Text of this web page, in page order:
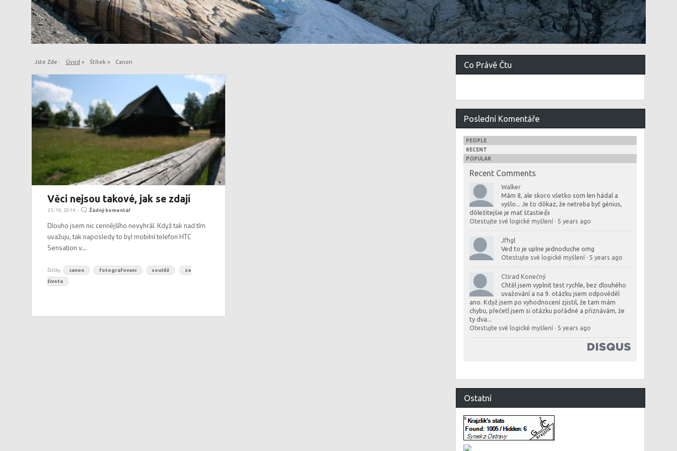
Jste Zde : Úvod » Štítek » Canon
Věci nejsou takové, jak se zdají
25. 10. 2014 - Žádný komentář
Dlouho jsem nic cennějšího nevyhrál. Když tak nad tím
uvažuju, tak naposledy to byl mobilní telefon HTC
Sensation v...
Štítky canon fotografovani soutěž
ze
života
Co Právě Čtu
Poslední Komentáře
PEOPLE
RECENT
POPULAR
Recent Comments
Walker
Mám 8, ale skoro všetko som len hádal a
vyšlo... Je to dôkaz, že netreba byť génius,
dôležitejšie je mať šťastie👍
Otestujte své logické myšlení· 5 years ago
Jfhgl
Ved to je uplne jednoduche omg
Otestujte své logické myšlení· 5 years ago
Ctirad Konečný
Chtěl jsem vyplnit test rychle, bez dlouhého
uvažování a na 9. otázku jsem odpověděl
ano. Když jsem po vyhodnocení zjistil, že tam mám
chybu, přečetl jsem si otázku pořádně a přiznávám, že
ty dva...
Otestujte své logické myšlení· 5 years ago
Ostatní